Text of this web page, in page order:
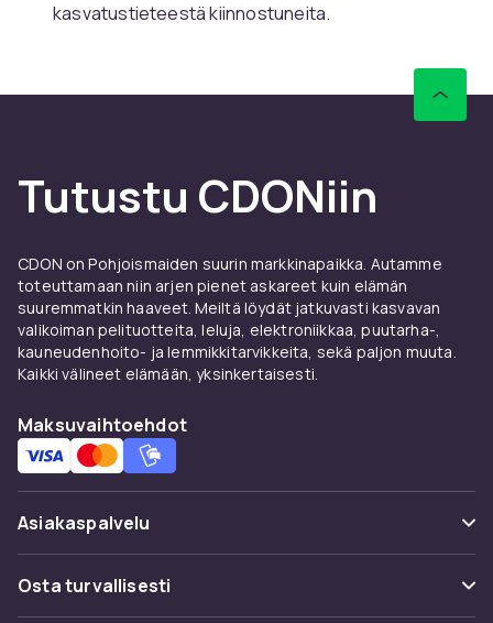
kasvatustieteestä kiinnostuneita.
netistä CDONilta
ostoksella.
Tutustu CDONiin
CDON on Pohjoismaiden suurin markkinapaikka. Autamme
toteuttamaan niin arjen pienet askareet kuin elämän
suuremmatkin haaveet. Meiltä löydät jatkuvasti kasvavan
valikoiman pelituotteita, leluja, elektroniikkaa, puutarha-,
kauneudenhoito- ja lemmikkitarvikkeita, sekä paljon muuta.
Kaikki välineet elämään, yksinkertaisesti.
Maksuvaihtoehdot
Asiakaspalvelu
Usein kysyttyä (UKK)
Osta turvallisesti